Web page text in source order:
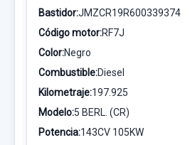
Bastidor:JMZCR19R600339374
Código motor:RF7J
Color:Negro
Combustible:Diesel
Kilometraje:197.925
Modelo:5 BERL. (CR)
Potencia:143CV 105KW